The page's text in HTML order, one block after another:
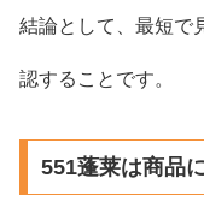
結論として、最短で
認することです。
551蓬莱は商品